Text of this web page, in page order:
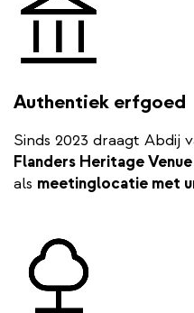
Authentiek erfgoed
Sinds 2023 draagt Abdij
Flanders Heritage Venue
als meetinglocatie met